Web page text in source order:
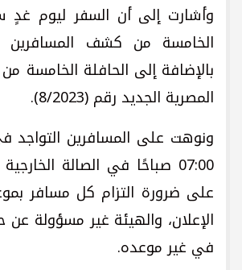
وأشارت إلى أن السفر ليوم غدٍ
بالإضافة إلى الحافلة الخامسة
المصرية الجديد رقم (8/2023).
ونوهت على المسافرين التواجد
07:00 صباحًا في الصالة
على ضرورة التزام كل مسافر
الإعلان، والهيئة غير مسؤولة
في غير موعده.